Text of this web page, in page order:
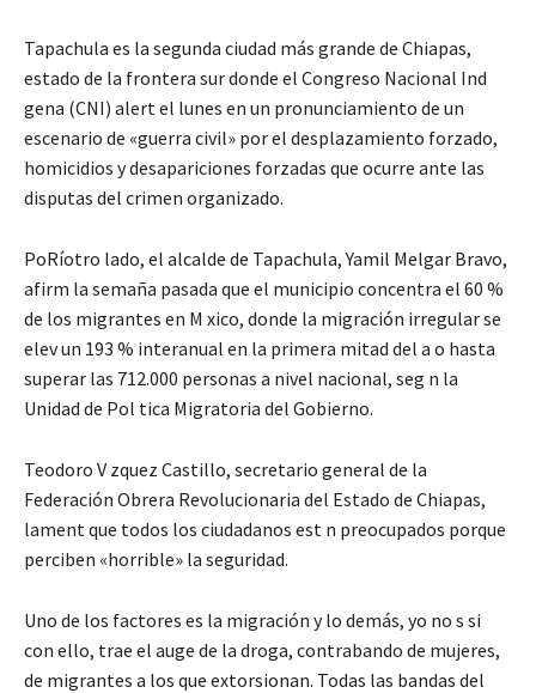
Tapachula es la segunda ciudad más grande de Chiapas,
estado de la frontera sur donde el Congreso Nacional Ind
gena (CNI) alert el lunes en un pronunciamiento de un
escenario de «guerra civil» por el desplazamiento forzado,
homicidios y desapariciones forzadas que ocurre ante las
disputas del crimen organizado.
PoRíotro lado, el alcalde de Tapachula, Yamil Melgar Bravo,
afirm la semaña pasada que el municipio concentra el 60 %
de los migrantes en M xico, donde la migración irregular se
elev un 193 % interanual en la primera mitad del a o hasta
superar las 712.000 personas a nivel nacional, seg n la
Unidad de Pol tica Migratoria del Gobierno.
Teodoro V zquez Castillo, secretario general de la
Federación Obrera Revolucionaria del Estado de Chiapas,
lament que todos los ciudadanos est n preocupados porque
perciben «horrible» la seguridad.
Uno de los factores es la migración y lo demás, yo no s si
con ello, trae el auge de la droga, contrabando de mujeres,
de migrantes a los que extorsionan. Todas las bandas del